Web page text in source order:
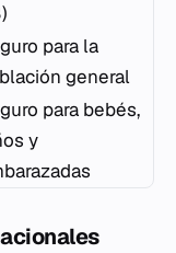
para la
general
para bebés,
y